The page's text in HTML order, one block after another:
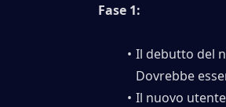
Fase 1:
Il debutto del
Dovrebbe
Il nuovo